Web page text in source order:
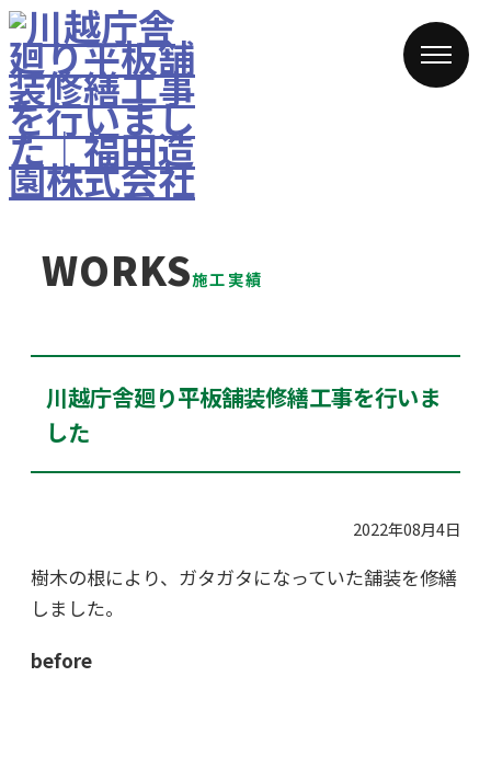
WORKS施工実績
川越庁舎廻り平板舗装修繕工事を行いま
した
2022年08月4日
樹木の根により、ガタガタになっていた舗装を修繕
しました。
before